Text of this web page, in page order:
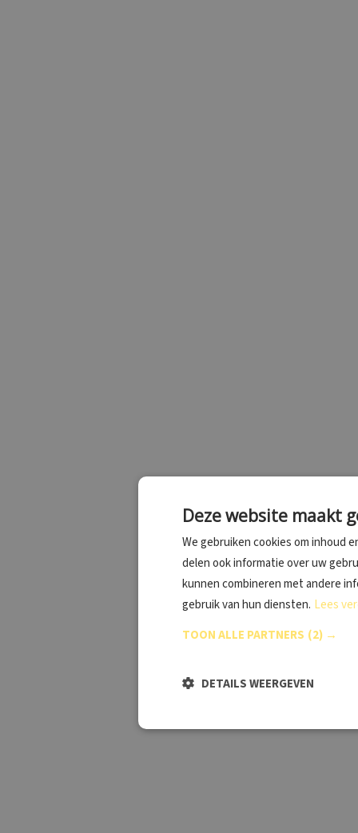
Deze website maakt
We gebruiken cookies om inhoud
delen ook informatie over uw
kunnen combineren met andere
gebruik van hun diensten. Lees
TOON ALLE PARTNERS (2) →
DETAILS WEERGEVEN